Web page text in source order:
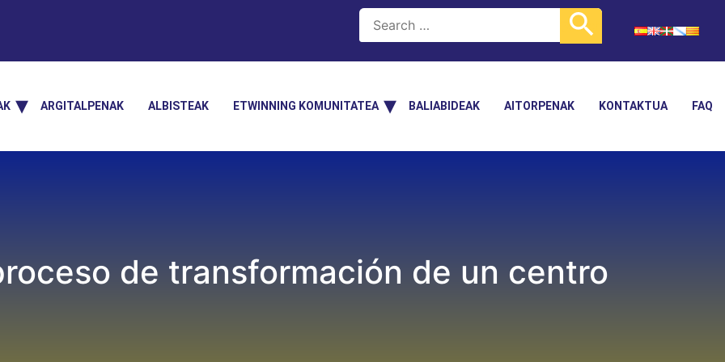
ARGITALPENAK ALBISTEAK ETWINNING KOMUNITATEA BALIABIDEAK AITORPENAK KONTAKTUA FAQ
de transformación de un centro